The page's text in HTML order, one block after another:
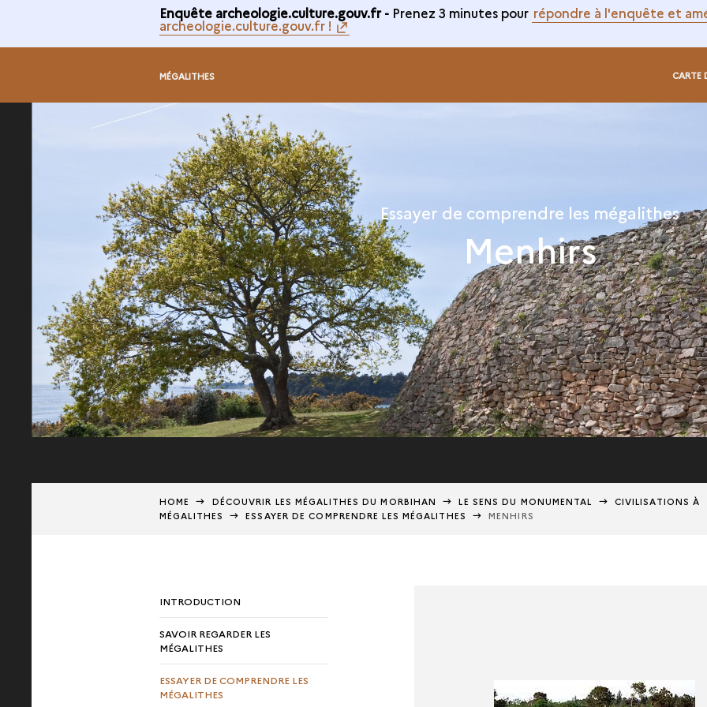
Enquête archeologie.culture.gouv.fr - Prenez 3 minutes pour répondre à l'enquête et
archeologie.culture.gouv.fr !
MÉGALITHES CARTE
Essayer de comprendre les mégalithes
Menhirs
HOME DÉCOUVRIR LES MÉGALITHES DU MORBIHAN LE SENS DU MONUMENTAL
CIVILISATIONS À
MÉGALITHES
ESSAYER DE COMPRENDRE LES MÉGALITHES MENHIRS
INTRODUCTION
SAVOIR REGARDER LES
MÉGALITHES
ESSAYER DE COMPRENDRE LES
MÉGALITHES